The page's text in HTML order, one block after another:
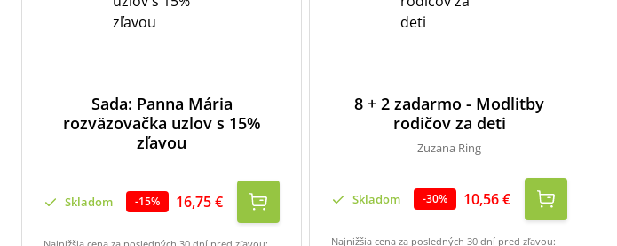
Sada: Panna Mária
rozväzovačka uzlov s 15%
zľavou
Skladom -15% 16,75 €
8 + 2 zadarmo - Modlitby
rodičov za deti
Zuzana Ring
Skladom -30% 10,56 €
Najnižšia cena za posledných 30 dní pred zľavou: